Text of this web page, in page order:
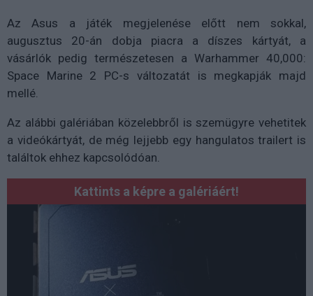
Az Asus a játék megjelenése előtt nem sokkal,
augusztus 20-án dobja piacra a díszes kártyát, a
vásárlók pedig természetesen a Warhammer 40,000:
Space Marine 2 PC-s változatát is megkapják majd
mellé.
Az alábbi galériában közelebbről is szemügyre vehetitek
a videókártyát, de még lejjebb egy hangulatos trailert is
találtok ehhez kapcsolódóan.
Kattints a képre a galériáért!